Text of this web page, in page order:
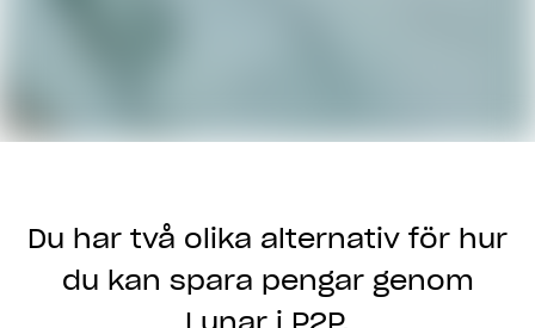
Du har två olika alternativ för hur
du kan spara pengar genom